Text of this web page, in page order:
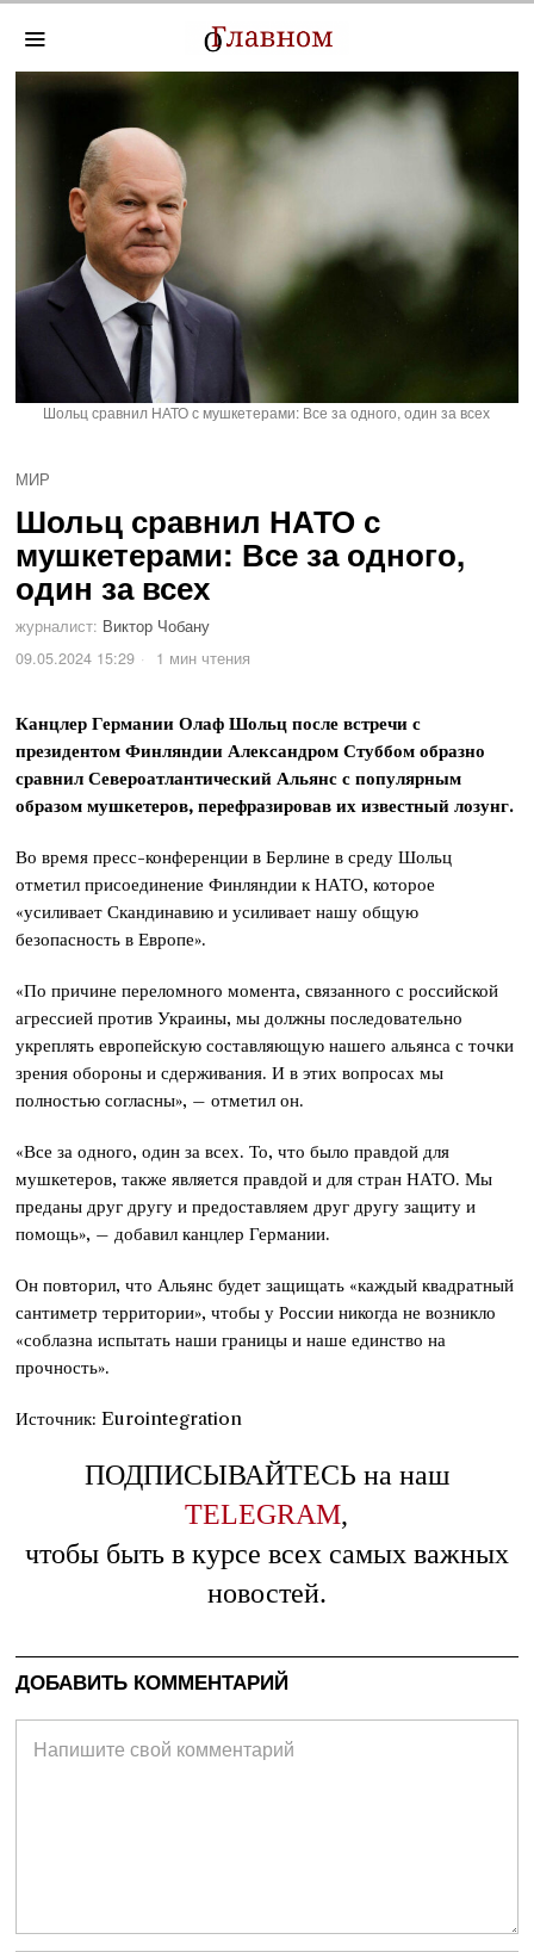
Шольц сравнил НАТО с мушкетерами: Все за одного, один за всех
МИР
Шольц сравнил НАТО с
мушкетерами: Все за одного,
один за всех
журналист: Виктор Чобану
09.05.2024 15:29
1 мин чтения
Канцлер Германии Олаф Шольц после встречи с
президентом Финляндии Александром Стуббом образно
сравнил Североатлантический Альянс с популярным
образом мушкетеров, перефразировав их известный лозунг.
Во время пресс-конференции в Берлине в среду Шольц
отметил присоединение Финляндии к НАТО, которое
«усиливает Скандинавию и усиливает нашу общую
безопасность в Европе».
«По причине переломного момента, связанного с российской
агрессией против Украины, мы должны последовательно
укреплять европейскую составляющую нашего альянса с точки
зрения обороны и сдерживания. И в этих вопросах мы
полностью согласны», – отметил он.
«Все за одного, один за всех. То, что было правдой для
мушкетеров, также является правдой и для стран НАТО. Мы
преданы друг другу и предоставляем друг другу защиту и
помощь», – добавил канцлер Германии.
Он повторил, что Альянс будет защищать «каждый квадратный
сантиметр территории», чтобы у России никогда не возникло
«соблазна испытать наши границы и наше единство на
прочность».
Источник: Eurointegration
ПОДПИСЫВАЙТЕСЬ на наш
TELEGRAM,
чтобы быть в курсе всех самых важных
новостей.
ДОБАВИТЬ КОММЕНТАРИЙ